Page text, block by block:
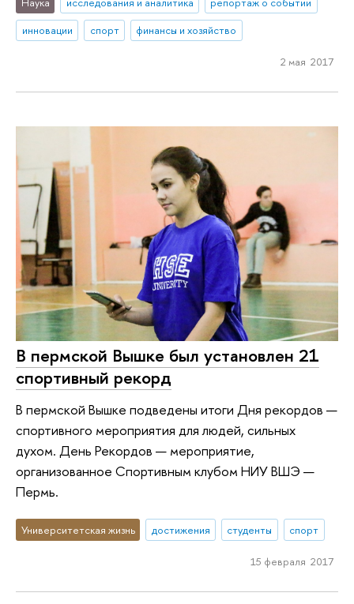
инновации
спорт финансы и хозяйство
2 мая 2017
В пермской Вышке был установлен 21
спортивный рекорд
В пермской Вышке подведены итоги Дня рекордов —
спортивного мероприятия для людей, сильных
духом. День Рекордов — мероприятие,
организованное Спортивным клубом НИУ ВШЭ —
Пермь.
Университетская жизнь достижения студенты спорт
15 февраля 2017